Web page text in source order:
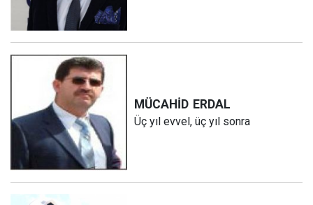
MÜCAHİD ERDAL
Üç yıl evvel, üç yıl sonra